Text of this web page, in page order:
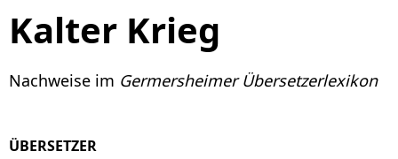
Kalter Krieg
Nachweise im Germersheimer Übersetzerlexikon
ÜBERSETZER